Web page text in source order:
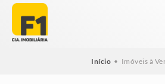
Início • Imóveis à